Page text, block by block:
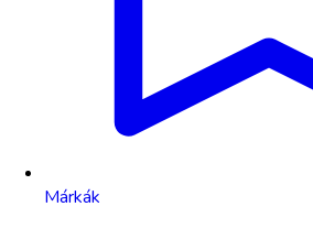
Márkák